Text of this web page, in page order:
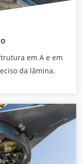
em A e em
da lâmina.